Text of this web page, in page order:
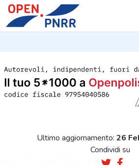
Ultimo aggiornamento: 26
Condividi su